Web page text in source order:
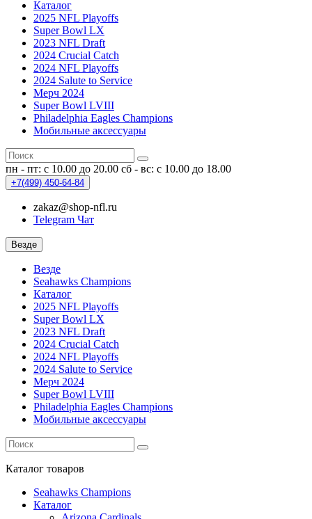
Каталог
2025 NFL Playoffs
Super Bowl LX
2023 NFL Draft
2024 Crucial Catch
2024 NFL Playoffs
2024 Salute to Service
Мерч 2024
Super Bowl LVIII
Philadelphia Eagles Champions
Мобильные аксессуары
пн - пт: с 10.00 до 20.00 сб - вс: с 10.00 до 18.00
+7(499) 450-64-84
zakaz@shop-nfl.ru
Telegram Чат
Везде
Везде
Seahawks Champions
Каталог
2025 NFL Playoffs
Super Bowl LX
2023 NFL Draft
2024 Crucial Catch
2024 NFL Playoffs
2024 Salute to Service
Мерч 2024
Super Bowl LVIII
Philadelphia Eagles Champions
Мобильные аксессуары
Каталог товаров
Seahawks Champions
Каталог